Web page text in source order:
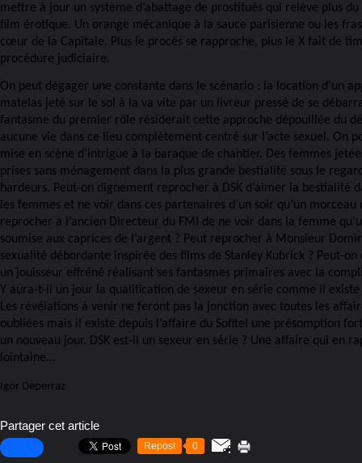
mettre à jour un système d’abattage de prostitués qui relève plus
film érotique. Un orange mécanique à la sauce parisienne ou les
cœur de la Capitale. Plus le procès se rapproche, plus le X fait de
procédure judiciaire.
On peut dégager une constante dans le scénario : la location d’un
matelas jeté sur le sol à la va vite par un livreur pressé de se
fantasme du premier rôle résiderait cette approche dépouillée du
aucune vie dans ce lieu complètement centré sur l’acte sexuel. On
mise en scène d’intrigue à la baraque de chantier. Des femmes
prises sans ménagement dans la plus grande bestialité sous le
hardeurs. Peut-on dignement reprocher à DSK d’aimer la bestialité
les femmes et ne voir dans ces partenaires d’un soir qu’un morceau
reprocher à l’ancien Directeur du FMI de ne voir dans la femme
soumise aux caprices de l’argent ? Peut reprocher à Monsieur
sexualité débordante inspirée des films de Stanley Kubrick ? Peut-
un jouisseur effréné réalisant ses fantasmes primaires avec la
Y aura-t-il un jour la qualification de sexeur en série comme il existe
Les révélations à venir ne feront pas la jonction avec toutes les
oubliées mais il existe depuis l’affaire du Sofitel une présomption
un nouveau jour. DSK est-il un sexeur en série ? Une affaire qui en
lointaine…
Igor Deperraz
Partager cet article
Repost 0